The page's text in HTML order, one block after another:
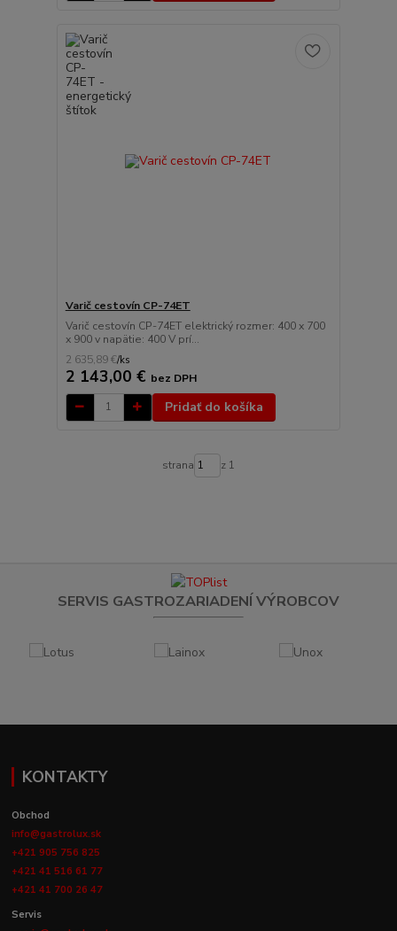
Varič cestovín CP-74ET
Varič cestovín CP-74ET elektrický rozmer: 400 x 700
x 900 v napätie: 400 V prí...
2 635,89 €/ks
2 143,00 € bez DPH
Pridať do košíka
strana z 1
SERVIS GASTROZARIADENÍ VÝROBCOV
KONTAKTY
Obchod
info@gastrolux.sk
+421 905 756 825
+421 41 516 61 77
+421 41 700 26 47
Servis